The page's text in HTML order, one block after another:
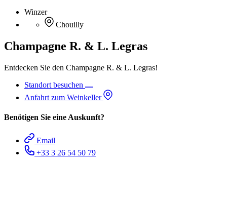
Winzer
Chouilly
Champagne R. & L. Legras
Entdecken Sie den Champagne R. & L. Legras!
Standort besuchen
Anfahrt zum Weinkeller
Benötigen Sie eine Auskunft?
Email
+33 3 26 54 50 79